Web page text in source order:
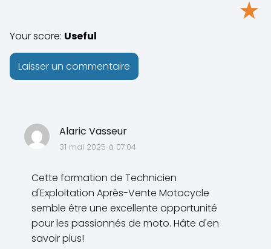
Alaric Vasseur
31 mai 2025 à 07:04
Cette formation de Technicien
d'Exploitation Après-Vente Motocycle
semble être une excellente opportunité
pour les passionnés de moto. Hâte d'en
savoir plus!
★
Your score: Useful